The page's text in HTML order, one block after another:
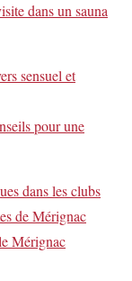
dans un sauna
sensuel et
pour une
dans les clubs
de Mérignac
Mérignac